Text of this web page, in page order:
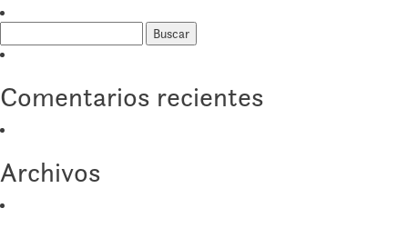
ORLANDO
Comentarios recientes
Archivos